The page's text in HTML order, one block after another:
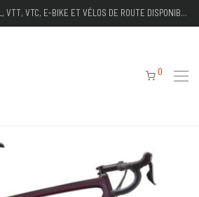
VTC, E-BIKE ET VÉLOS DE ROUTE DISPONIBLES IMMÉDIATEMENT
0